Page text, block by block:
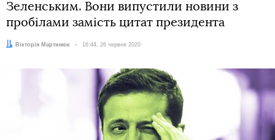
Зеленським. Вони випустили новини з
пробілами замість цитат президента
Автор:Вікторія Мартинюк Дата:
16:44, 26 червня 2020